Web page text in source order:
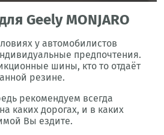
Geely MONJARO
у автомобилистов
предпочтения.
шины, кто то отдаёт
резине.
рекомендуем всегда
каких дорогах, и в каких
Вы ездите.